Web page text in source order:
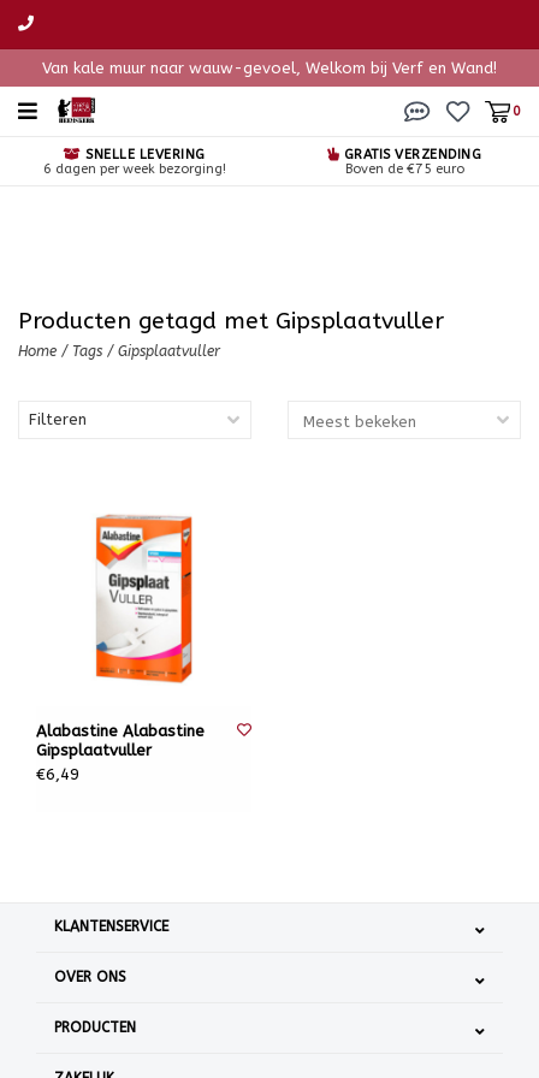
Van kale muur naar wauw-gevoel, Welkom bij Verf en Wand!
0
SNELLE LEVERING
6 dagen per week bezorging!
GRATIS VERZENDING
Boven de €75 euro
Producten getagd met Gipsplaatvuller
Home / Tags / Gipsplaatvuller
Filteren
Alabastine Alabastine
Gipsplaatvuller
€6,49
KLANTENSERVICE
OVER ONS
PRODUCTEN